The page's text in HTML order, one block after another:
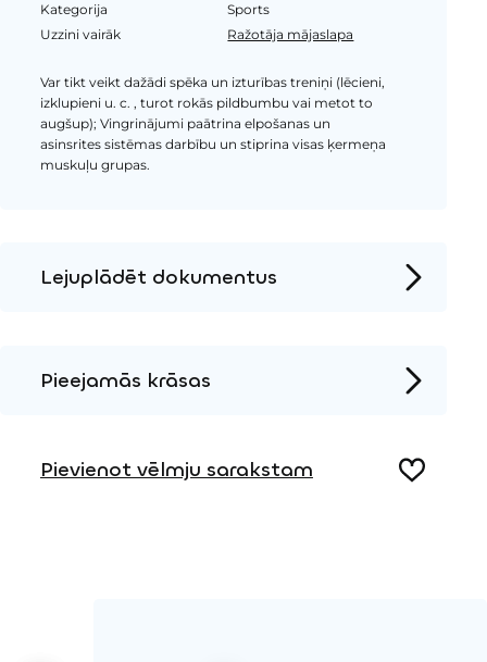
Kategorija
Sports
Uzzini vairāk
Ražotāja mājaslapa
Var tikt veikt dažādi spēka un izturības treniņi (lēcieni,
izklupieni u. c. , turot rokās pildbumbu vai metot to
augšup); Vingrinājumi paātrina elpošanas un
asinsrites sistēmas darbību un stiprina visas ķermeņa
muskuļu grupas.
Lejuplādēt dokumentus
2D DWG – Sānu skats
3D DWG
Pieejamās krāsas
Pievienot vēlmju sarakstam